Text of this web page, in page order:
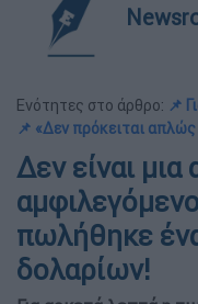
Ενότητες στο άρθρο: 📌
📌 «Δεν πρόκειται απλώς
Δεν είναι
πωλήθηκε
δολαρίων!